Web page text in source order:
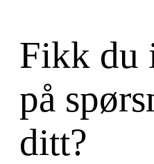
Fikk du
på
ditt?